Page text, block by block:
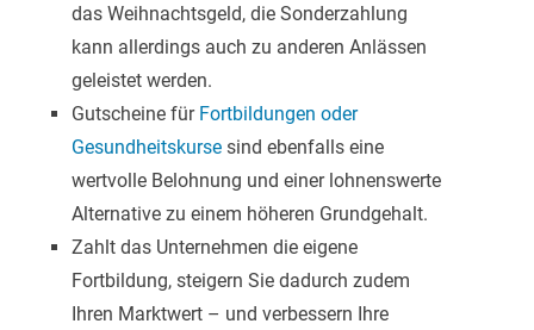
das Weihnachtsgeld, die Sonderzahlung
kann allerdings auch zu anderen Anlässen
geleistet werden.
Gutscheine für Fortbildungen oder
Gesundheitskurse sind ebenfalls eine
wertvolle Belohnung und einer lohnenswerte
Alternative zu einem höheren Grundgehalt.
Zahlt das Unternehmen die eigene
Fortbildung, steigern Sie dadurch zudem
Ihren Marktwert – und verbessern Ihre